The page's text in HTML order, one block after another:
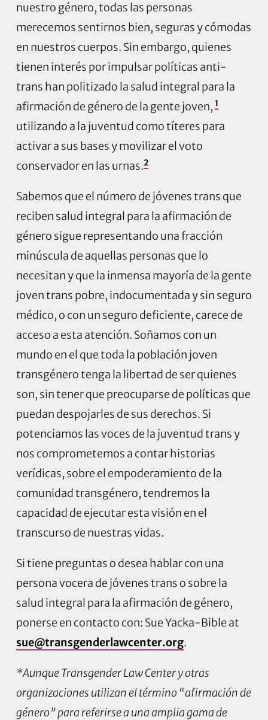
nuestro género, todas las personas
merecemos sentirnos bien, seguras y cómodas
en nuestros cuerpos. Sin embargo, quienes
tienen interés por impulsar políticas anti-
trans han politizado la salud integral para la
afirmación de género de la gente joven, 1
utilizando a la juventud como títeres para
activar a sus bases y movilizar el voto
conservador en las urnas.2
Sabemos que el número de jóvenes trans que
reciben salud integral para la afirmación de
género sigue representando una fracción
minúscula de aquellas personas que lo
necesitan y que la inmensa mayoría de la gente
joven trans pobre, indocumentada y sin seguro
médico, o con un seguro deficiente, carece de
acceso a esta atención. Soñamos con un
mundo en el que toda la población joven
transgénero tenga la libertad de ser quienes
son, sin tener que preocuparse de políticas que
puedan despojarles de sus derechos. Si
potenciamos las voces de la juventud trans y
nos comprometemos a contar historias
verídicas, sobre el empoderamiento de la
comunidad transgénero, tendremos la
capacidad de ejecutar esta visión en el
transcurso de nuestras vidas.
Si tiene preguntas o desea hablar con una
persona vocera de jóvenes trans o sobre la
salud integral para la afirmación de género,
ponerse en contacto con: Sue Yacka-Bible at
sue@transgenderlawcenter.org.
*Aunque Transgender Law Center y otras
organizaciones utilizan el término “afirmación de
género” para referirse a una amplia gama de